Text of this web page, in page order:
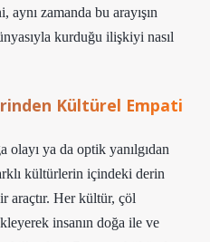
aynı zamanda bu arayışın
kurduğu ilişkiyi nasıl
Kültürel Empati
olayı ya da optik yanılgıdan
kültürlerin içindeki derin
araçtır. Her kültür, çöl
insanın doğa ile ve